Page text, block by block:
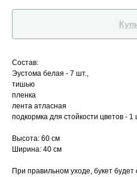
Состав:
Эустома белая - 7 шт.,
тишью
пленка
лента атласная
подкормка для стойкости цветов - 1
Высота: 60 см
Ширина: 40 см
При правильном уходе, букет